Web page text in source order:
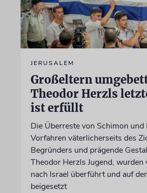
JERUSALEM
Großeltern
Theodor Herzls
ist erfüllt
Die Überreste von Schimon und
Vorfahren väterlicherseits des
Begründers und prägende
Theodor Herzls Jugend, wurden
nach Israel überführt und auf
beigesetzt